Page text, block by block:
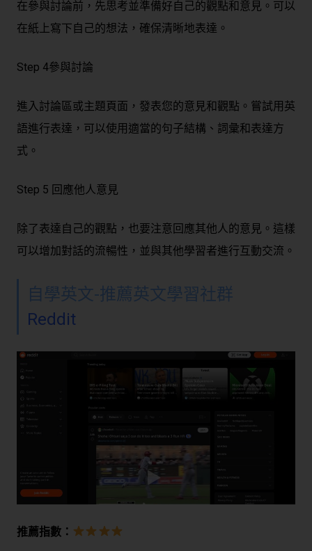
在參與討論前，先思考並準備好自己的觀點和意見。可以
在紙上寫下自己的想法，確保清晰地表達。
Step 4參與討論
進入討論區或主題頁面，發表您的意見和觀點。嘗試用英
語進行表達，可以使用適當的句子結構、詞彙和表達方
式。
Step 5 回應他人意見
除了表達自己的觀點，也要注意回應其他人的意見。這樣
可以增加對話的流暢性，並與其他學習者進行互動交流。
自學英文-推薦英文學習社群
Reddit
推薦指數：